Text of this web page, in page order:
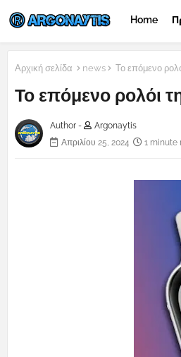
Home
Αρχική σελίδα news Το επόμενο
Το επόμενο ρολόι
Author -
Argonaytis
Απριλίου 25, 2024
1 minute